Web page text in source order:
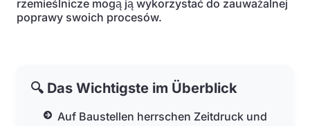
rzemieślnicze mogą ją wykorzystać do zauważalnej
poprawy swoich procesów.
🔍 Das Wichtigste im Überblick
Auf Baustellen herrschen Zeitdruck und